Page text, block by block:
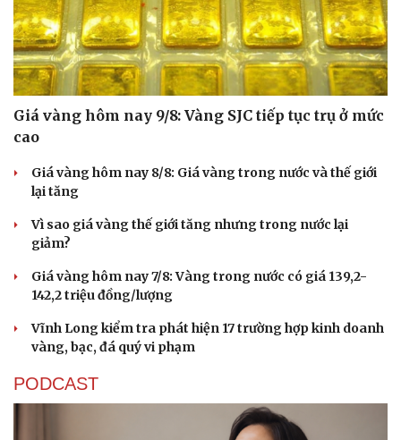
Giá vàng hôm nay 9/8: Vàng SJC tiếp tục trụ ở mức
cao
Giá vàng hôm nay 8/8: Giá vàng trong nước và thế giới
lại tăng
Vì sao giá vàng thế giới tăng nhưng trong nước lại
giảm?
Giá vàng hôm nay 7/8: Vàng trong nước có giá 139,2-
142,2 triệu đồng/lượng
Vĩnh Long kiểm tra phát hiện 17 trường hợp kinh doanh
vàng, bạc, đá quý vi phạm
PODCAST